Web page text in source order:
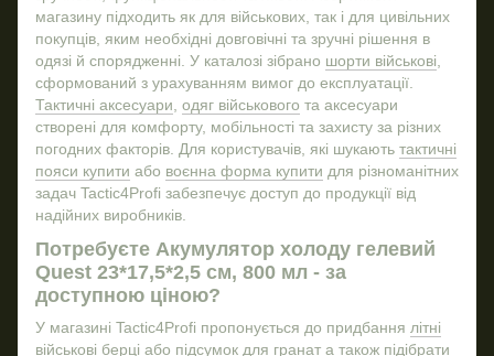
Купити футболку військову
Шолом військовий купити
Берці зимові зсу купити
Тактичні рюкзак
Шолом воєнний
Купити підсумок для аптечки
Армійські часи купити
Купить тактичні очки
Утеплені штани
Військова шапка
магазину підходить як для військових, так і для цивільних
покупців, яким необхідні довговічні та зручні рішення в
одязі й спорядженні. У каталозі зібрано шорти військові
сформований з урахуванням вимог до експлуатації.
Тактичні аксесуари одяг військового та аксесуари
створені для комфорту, мобільності та захисту за різних
погодних факторів. Для користувачів, які шукають тактичні
пояси купити або воєнна форма купити для різноманітних
задач Tactic4Profi забезпечує доступ до продукції від
надійних виробників.
Потребуєте Акумулятор холоду гелевий
Quest 23*17,5*2,5 см, 800 мл - за
доступною ціною?
У магазині Tactic4Profi пропонується до придбання літні
військові берці або підсумок для гранат а також підібрати